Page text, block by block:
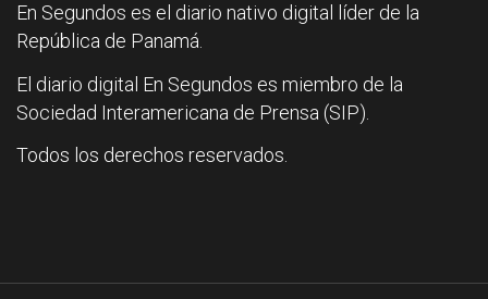
En Segundos es el diario nativo digital líder de la
República de Panamá.
El diario digital En Segundos es miembro de la
Sociedad Interamericana de Prensa (SIP).
Todos los derechos reservados.